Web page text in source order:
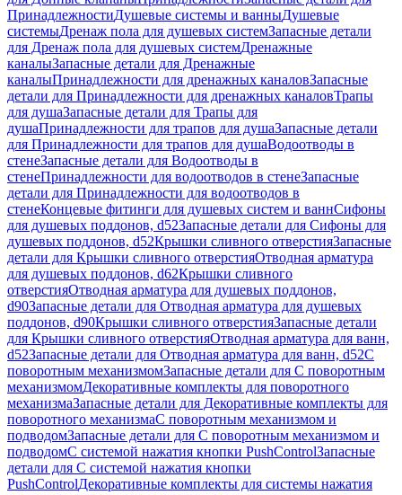
ПринадлежностиДушевые системы и ванныДушевые
системыДренаж пола для душевых системЗапасные детали
для Дренаж пола для душевых системДренажные
каналыЗапасные детали для Дренажные
каналыПринадлежности для дренажных каналовЗапасные
детали для Принадлежности для дренажных каналовТрапы
для душаЗапасные детали для Трапы для
душаПринадлежности для трапов для душаЗапасные детали
для Принадлежности для трапов для душаВодоотводы в
стенеЗапасные детали для Водоотводы в
стенеПринадлежности для водоотводов в стенеЗапасные
детали для Принадлежности для водоотводов в
стенеКонцевые фитинги для душевых систем и ваннСифоны
для душевых поддонов, d52Запасные детали для Сифоны для
душевых поддонов, d52Крышки сливного отверстияЗапасные
детали для Крышки сливного отверстияОтводная арматура
для душевых поддонов, d62Крышки сливного
отверстияОтводная арматура для душевых поддонов,
d90Запасные детали для Отводная арматура для душевых
поддонов, d90Крышки сливного отверстияЗапасные детали
для Крышки сливного отверстияОтводная арматура для ванн,
d52Запасные детали для Отводная арматура для ванн, d52С
поворотным механизмомЗапасные детали для С поворотным
механизмомДекоративные комплекты для поворотного
механизмаЗапасные детали для Декоративные комплекты для
поворотного механизмаС поворотным механизмом и
подводомЗапасные детали для С поворотным механизмом и
подводомС системой нажатия кнопки PushControlЗапасные
детали для С системой нажатия кнопки
PushControlДекоративные комплекты для системы нажатия